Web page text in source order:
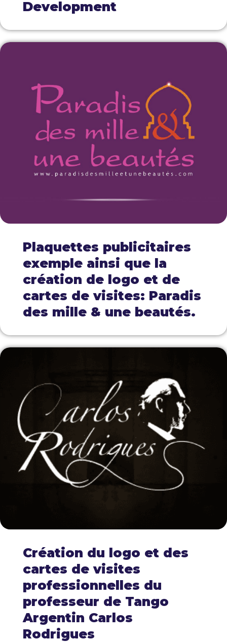
Development
Plaquettes publicitaires
exemple ainsi que la
création de logo et de
cartes de visites: Paradis
des mille & une beautés.
Création du logo et des
cartes de visites
professionnelles du
professeur de Tango
Argentin Carlos
Rodrigues